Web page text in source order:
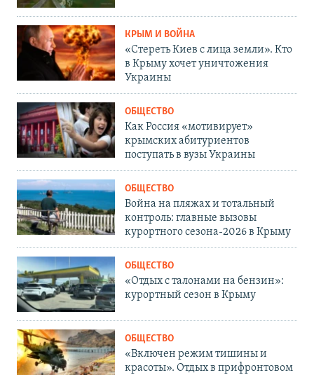
КРЫМ И ВОЙНА
«Стереть Киев с лица земли». Кто
в Крыму хочет уничтожения
Украины
ОБЩЕСТВО
Как Россия «мотивирует»
крымских абитуриентов
поступать в вузы Украины
ОБЩЕСТВО
Война на пляжах и тотальный
контроль: главные вызовы
курортного сезона-2026 в Крыму
ОБЩЕСТВО
«Отдых с талонами на бензин»:
курортный сезон в Крыму
ОБЩЕСТВО
«Включен режим тишины и
красоты». Отдых в прифронтовом